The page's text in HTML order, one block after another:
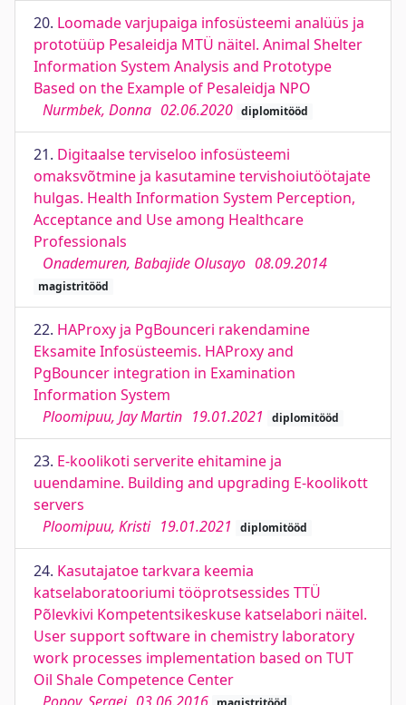
20. Loomade varjupaiga infosüsteemi analüüs ja
prototüüp Pesaleidja MTÜ näitel. Animal Shelter
Information System Analysis and Prototype
Based on the Example of Pesaleidja NPO
Nurmbek, Donna 02.06.2020 diplomitööd
21. Digitaalse terviseloo infosüsteemi
omaksvõtmine ja kasutamine tervishoiutöötajate
hulgas. Health Information System Perception,
Acceptance and Use among Healthcare
Professionals
Onademuren, Babajide Olusayo 08.09.2014
magistritööd
22. HAProxy ja PgBounceri rakendamine
Eksamite Infosüsteemis. HAProxy and
PgBouncer integration in Examination
Information System
Ploomipuu, Jay Martin 19.01.2021 diplomitööd
23. E-koolikoti serverite ehitamine ja
uuendamine. Building and upgrading E-koolikott
servers
Ploomipuu, Kristi 19.01.2021 diplomitööd
24. Kasutajatoe tarkvara keemia
katselaboratooriumi tööprotsessides TTÜ
Põlevkivi Kompetentsikeskuse katselabori näitel.
User support software in chemistry laboratory
work processes implementation based on TUT
Oil Shale Competence Center